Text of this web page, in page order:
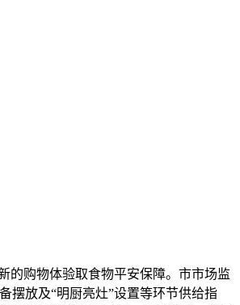
购物体验取食物平安保障。市市场监
摆放及“明厨亮灶”设置等环节供给指